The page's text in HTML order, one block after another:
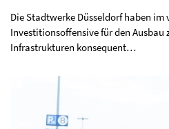
Die Stadtwerke Düsseldorf haben
Investitionsoffensive für den
Infrastrukturen konsequent…